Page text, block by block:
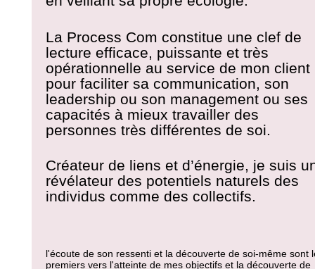
La Process Com constitue une clef de
lecture efficace, puissante et très
opérationnelle au service de mon client
pour faciliter sa communication, son
leadership ou son management ou ses
capacités à mieux travailler des
personnes très différentes de soi.
Créateur de liens et d’énergie, je suis
révélateur des potentiels naturels des
individus comme des collectifs.
l'écoute de son ressenti et la découverte de soi-même sont
premiers vers l'atteinte de mes objectifs et la découverte de